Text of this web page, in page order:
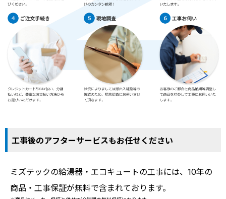
工事後のアフターサービスもお任せください
ミズテックの給湯器・エコキュートの工事には、10年の
商品・工事保証が無料で含まれております。